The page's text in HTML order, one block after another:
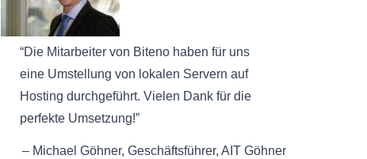
Die Mitarbeiter von Biteno haben für uns
eine Umstellung von lokalen Servern auf
Hosting durchgeführt. Vielen Dank für die
perfekte Umsetzung!
Michael Göhner Geschäftsführer AIT Göhner